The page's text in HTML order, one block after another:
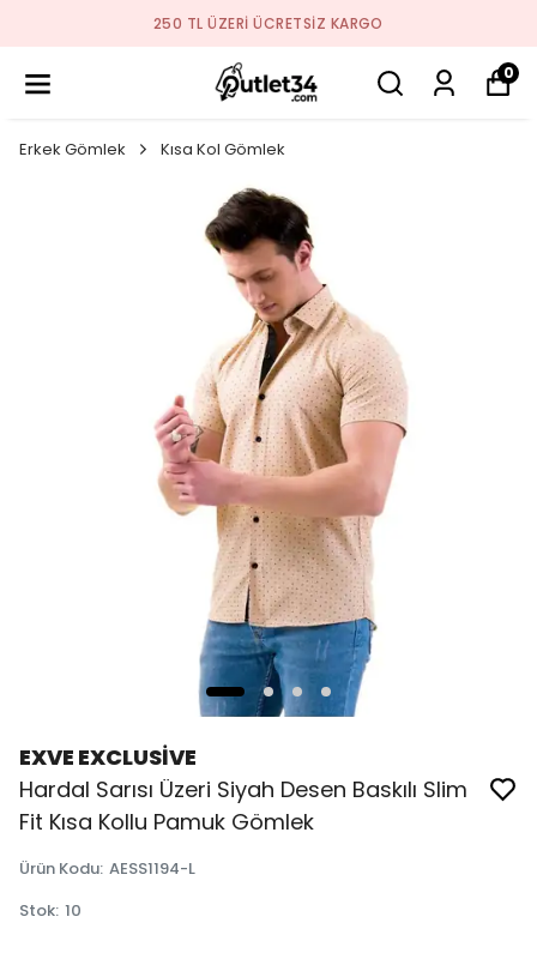
2026 SEZON ÜRÜNLER STOKLARDA
0
Erkek Gömlek Kısa Kol Gömlek
EXVE EXCLUSİVE
Hardal Sarısı Üzeri Siyah Desen Baskılı Slim
Fit Kısa Kollu Pamuk Gömlek
Ürün Kodu: AESS1194-L
Stok: 10